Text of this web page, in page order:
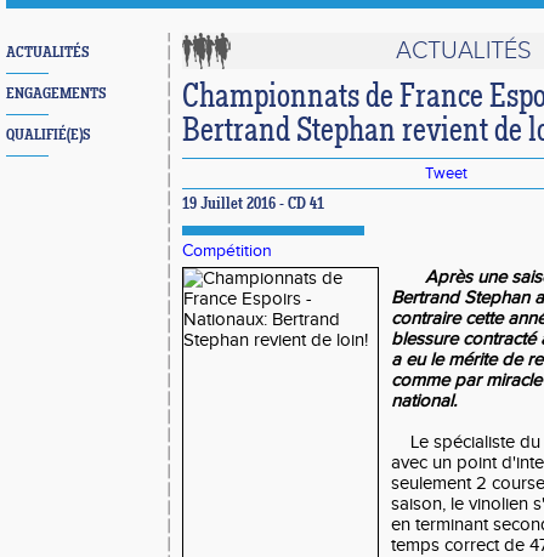
ACTUALITÉS
ENGAGEMENTS
QUALIFIÉ(E)S
ACTUALITÉS
Championnats de France
Bertrand Stephan revient de
Tweet
19 Juillet 2016 - CD 41
Compétition
Après une
Bertrand Stephan
contraire cette
blessure contracté
a eu le mérite de
comme par
national.
Le spécialiste du
avec un point
seulement 2
saison, le vinolien
en terminant
temps correct de